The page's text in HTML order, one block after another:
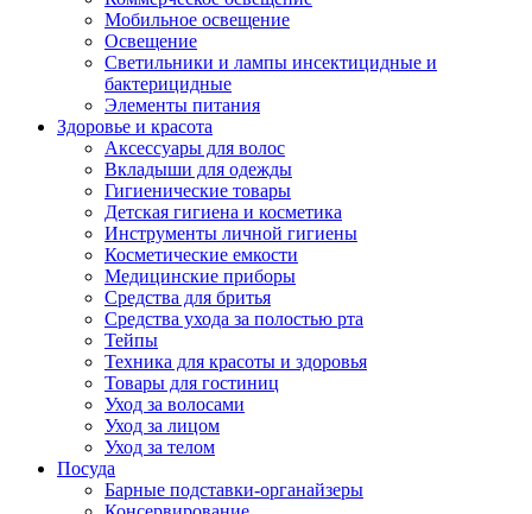
Мобильное освещение
Освещение
Светильники и лампы инсектицидные и
бактерицидные
Элементы питания
Здоровье и красота
Аксессуары для волос
Вкладыши для одежды
Гигиенические товары
Детская гигиена и косметика
Инструменты личной гигиены
Косметические емкости
Медицинские приборы
Средства для бритья
Средства ухода за полостью рта
Тейпы
Техника для красоты и здоровья
Товары для гостиниц
Уход за волосами
Уход за лицом
Уход за телом
Посуда
Барные подставки-органайзеры